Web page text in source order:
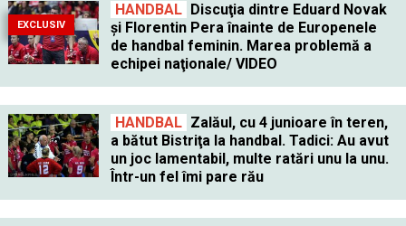
EXCLUSIV
HANDBAL
Discuţia dintre Eduard Novak
şi Florentin Pera înainte de Europenele
de handbal feminin. Marea problemă a
echipei naţionale/ VIDEO
HANDBAL Zalăul, cu 4 junioare în teren,
a bătut Bistriţa la handbal. Tadici: Au avut
un joc lamentabil, multe ratări unu la unu.
Într-un fel îmi pare rău